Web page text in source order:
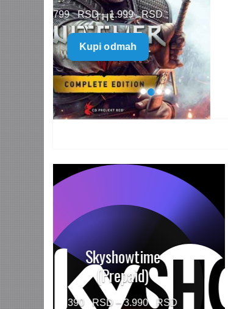
499 – 1.499
Kupi odmah
HBO MAX Premium
(Prepaid)
790 – 5.960 Price